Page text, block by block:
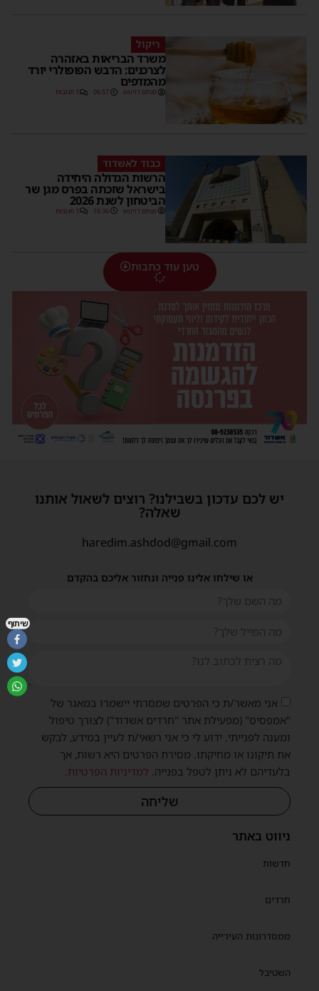
ריקול
משרד הבריאות באזהרה
לצרכנים: הדבש הפופולרי יורד
מהמדפים
מנחם דויטש 06:57 1 תגובות
כבוד לאשדוד
הרשות הגדולה היחידה
בישראל שזכתה בפרס מגן שר
הביטחון לשנת 2026
מנחם דויטש 18:36 1 תגובות
טען עוד כתבות
ניווט באתר
חדשות
חרדים
ממסדרונות העירייה
השטיבל
יש לכם עדכון בשבילנו? רוצים לשאול אותנו
שאלה?
haredim.ashdod@gmail.com
או שילחו אלינו פנייה ונחזור אליכם בהקדם
אני מאשר/ת כי הפרטים שמסרתי יישמרו במאגר של
"אמפסיס" (מפעילת אתר "חרדים אשדוד") לצורך טיפול
ומענה לפנייתי. ידוע לי כי אני רשאי/ת לעיין במידע, לבקש
את תיקונו או מחיקתו. מסירת הפרטים היא רשות, אך
בלעדיהם לא ניתן לטפל בפנייה. למדיניות הפרטיות.
שליחה
שיתוף